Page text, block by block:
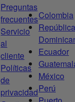
Preguntas
frecuentes
Servicio
al
cliente
Políticas
de
privacidad
Colombia
República
Ecuador
México
Perú